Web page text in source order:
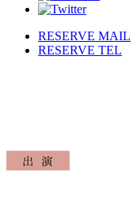
RESERVE MAIL
RESERVE TEL